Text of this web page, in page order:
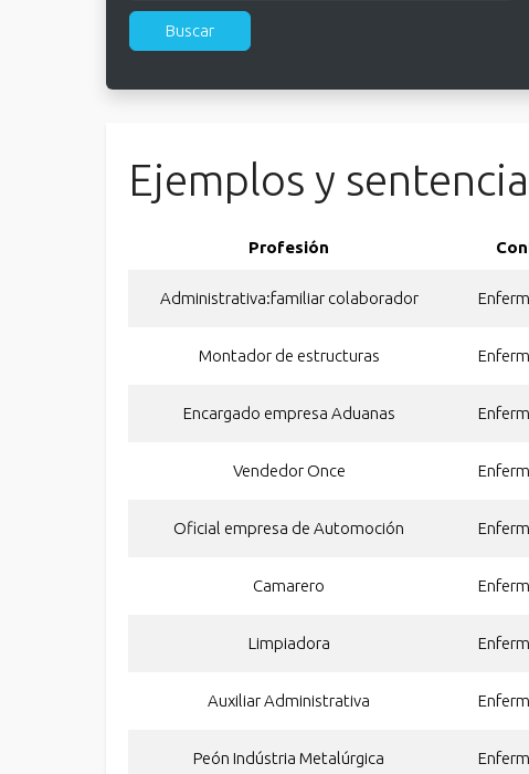
Ejemplos y
Profesión
Administrativa:familiar colaborador
Montador de estructuras
Encargado empresa Aduanas
Vendedor Once
Oficial empresa de Automoción
Camarero
Limpiadora
Auxiliar Administrativa
Peón Indústria Metalúrgica